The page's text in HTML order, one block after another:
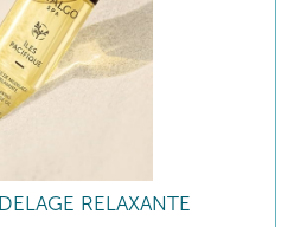
RELAXANTE